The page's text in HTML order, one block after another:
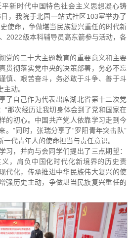
平新时代中国特色社会主义思想凝心铸
，我院于北园一站式社区103室举办了
使命，争做堪当民族复兴重任的时代新
2022级本科辅导员高东箭参与活动，各
党的二十大主题教育的重要意义和主要
贯彻落实党中央的决策部署，务必不忘
慎、艰苦奋斗，务必敢于斗争、善于斗
动。
了自己作为代表出席湖北省第十二次党
“那次经历让我切身体会到了党和国家在
的初心。中国共产党人依靠学习走到今
。”同时，张瑞分享了“罗阳青年突击队”
代青年人的使命担当与责任意识。
习，并向与会同学们提出了三点期望：
，肩负中国化时代化新境界的历史责
代化，传承推进中华民族伟大复兴的使
强历史主动，争做堪当民族复兴重任的